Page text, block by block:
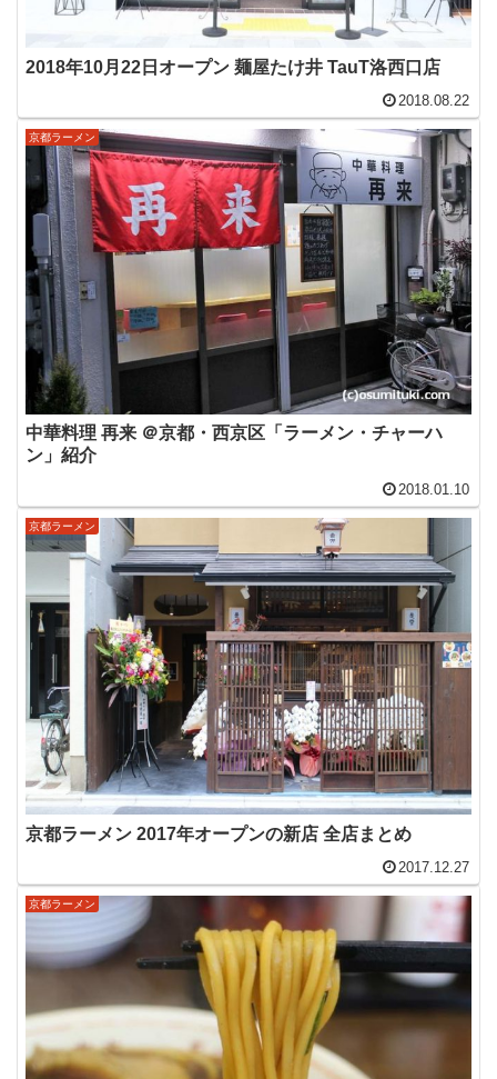
2018年10月22日オープン 麺屋たけ井 TauT洛西口店
2018.08.22
京都ラーメン
中華料理 再来 ＠京都・西京区「ラーメン・チャーハ
ン」紹介
2018.01.10
京都ラーメン
京都ラーメン 2017年オープンの新店 全店まとめ
2017.12.27
京都ラーメン